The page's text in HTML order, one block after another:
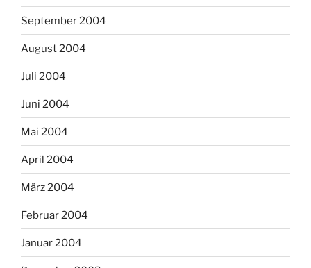
September 2004
August 2004
Juli 2004
Juni 2004
Mai 2004
April 2004
März 2004
Februar 2004
Januar 2004